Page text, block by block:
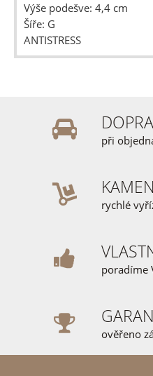
Výše podešve: 4,4 cm
Šíře: G
ANTISTRESS
při
rychlé
poradíme
ověřeno